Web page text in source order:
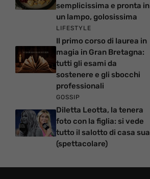
semplicissima e pronta in
un lampo, golosissima
LIFESTYLE
Il primo corso di laurea in
magia in Gran Bretagna:
tutti gli esami da
sostenere e gli sbocchi
professionali
GOSSIP
Diletta Leotta, la tenera
foto con la figlia: si vede
tutto il salotto di casa sua
(spettacolare)